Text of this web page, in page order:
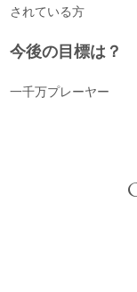
されている方
今後の目標は？
一千万プレーヤー